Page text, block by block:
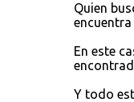
Quien
En este
Y todo